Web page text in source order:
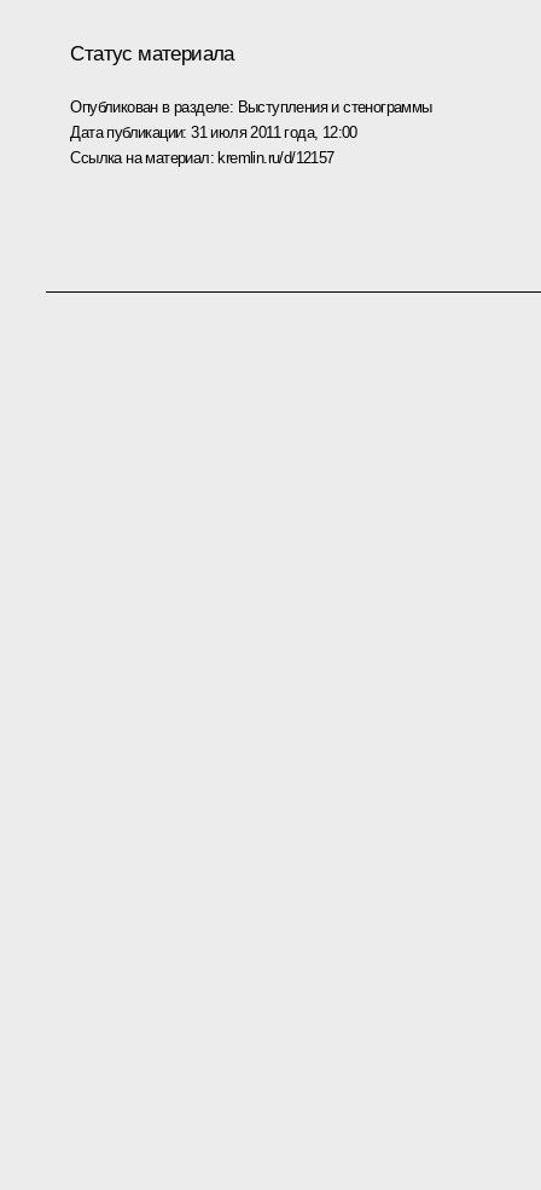
Статус материала
Опубликован в разделе: Выступления и стенограммы
Дата публикации:31 июля 2011 года, 12:00
Ссылка на материал:kremlin.ru/d/12157